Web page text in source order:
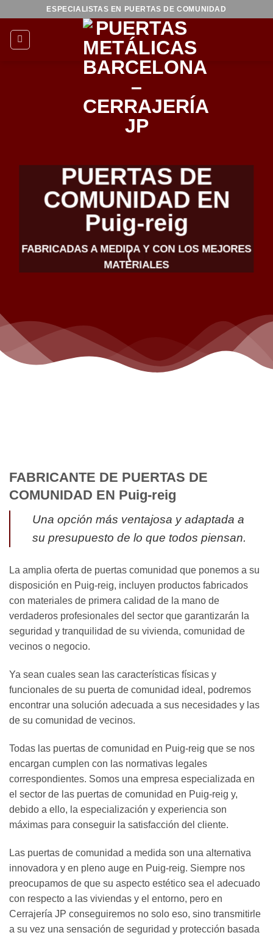
contenido
ESPECIALISTAS EN PUERTAS DE COMUNIDAD
PUERTAS DE
COMUNIDAD EN
Puig-reig
FABRICADAS A MEDIDA Y CON LOS MEJORES
MATERIALES
FABRICANTE DE PUERTAS DE
COMUNIDAD EN Puig-reig
Una opción más ventajosa y adaptada a
su presupuesto de lo que todos piensan.
La amplia oferta de puertas comunidad que ponemos a su
disposición en Puig-reig, incluyen productos fabricados
con materiales de primera calidad de la mano de
verdaderos profesionales del sector que garantizarán la
seguridad y tranquilidad de su vivienda, comunidad de
vecinos o negocio.
Ya sean cuales sean las características físicas y
funcionales de su puerta de comunidad ideal, podremos
encontrar una solución adecuada a sus necesidades y las
de su comunidad de vecinos.
Todas las puertas de comunidad en Puig-reig que se nos
encargan cumplen con las normativas legales
correspondientes. Somos una empresa especializada en
el sector de las puertas de comunidad en Puig-reig y,
debido a ello, la especialización y experiencia son
máximas para conseguir la satisfacción del cliente.
Las puertas de comunidad a medida son una alternativa
innovadora y en pleno auge en Puig-reig. Siempre nos
preocupamos de que su aspecto estético sea el adecuado
con respecto a las viviendas y el entorno, pero en
Cerrajería JP conseguiremos no solo eso, sino transmitirle
a su vez una sensación de seguridad y protección basada